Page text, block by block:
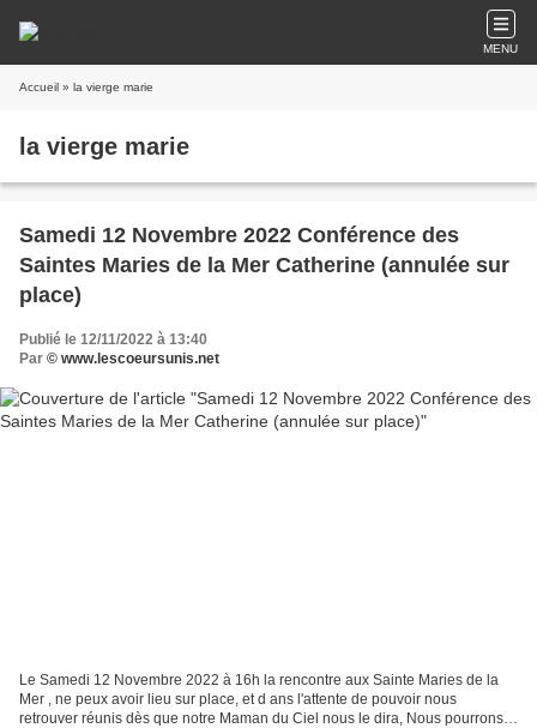
MENU
Accueil » la vierge marie
la vierge marie
Samedi 12 Novembre 2022 Conférence des
Saintes Maries de la Mer Catherine (annulée sur
place)
Publié le 12/11/2022 à 13:40
Par © www.lescoeursunis.net
Le Samedi 12 Novembre 2022 à 16h la rencontre aux Sainte Maries de la
Mer , ne peux avoir lieu sur place, et d ans l'attente de pouvoir nous
retrouver réunis dès que notre Maman du Ciel nous le dira, Nous pourrons